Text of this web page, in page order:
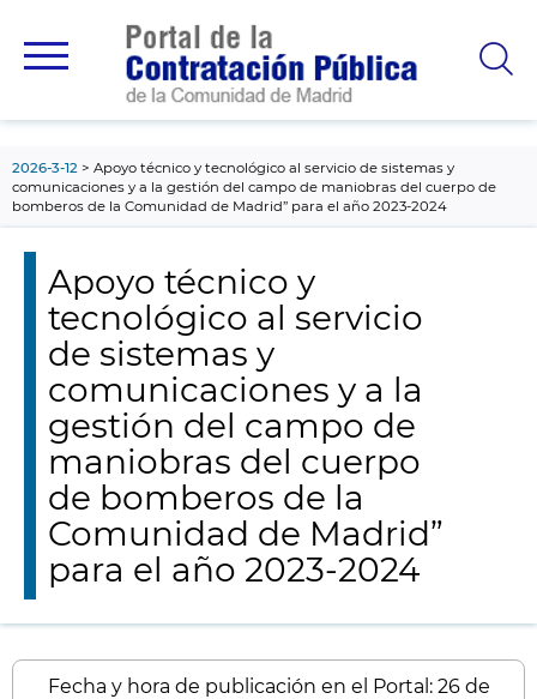
principal
2026-3-12
Apoyo técnico y tecnológico al servicio de sistemas y
comunicaciones y a la gestión del campo de maniobras del cuerpo de
bomberos de la Comunidad de Madrid” para el año 2023-2024
Apoyo técnico y
tecnológico al servicio
de sistemas y
comunicaciones y a la
gestión del campo de
maniobras del cuerpo
de bomberos de la
Comunidad de Madrid”
para el año 2023-2024
Fecha y hora de publicación en el Portal: 26 de